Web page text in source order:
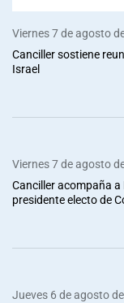
Viernes 7 de agosto
Canciller sostiene
Israel
Viernes 7 de agosto
Canciller acompaña
presidente electo de
Jueves 6 de agosto